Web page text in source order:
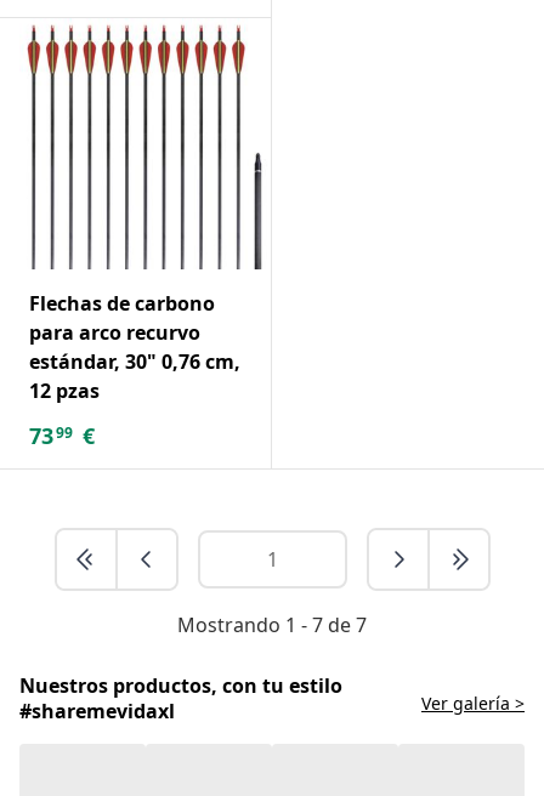
Flechas de carbono
para arco recurvo
estándar, 30" 0,76 cm,
12 pzas
7399 €
Mostrando 1 - 7 de 7
Nuestros productos, con tu estilo
#sharemevidaxl
Ver galería >